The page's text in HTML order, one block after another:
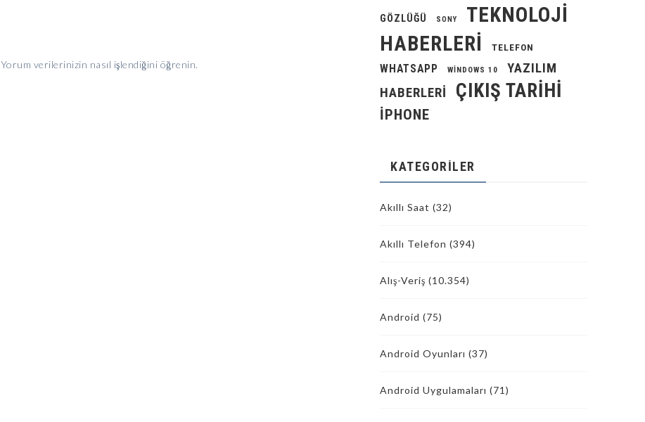
Yorum verilerinizin nasıl işlendiğini öğrenin.
GÖZLÜĞÜ SONY
TEKNOLOJI
HABERLERI
TELEFON
WHATSAPP WINDOWS 10
YAZILIM
HABERLERI
ÇIKIŞ TARIHI
İPHONE
KATEGORILER
Akıllı Saat (32)
Akıllı Telefon (394)
Alış-Veriş (10.354)
Android (75)
Android Oyunları (37)
Android Uygulamaları (71)